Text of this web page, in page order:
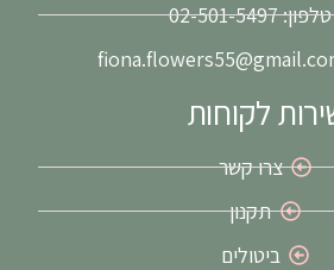
טלפון: 02-501-5497
לקוחות
צרו קשר
תקנון
ביטולים